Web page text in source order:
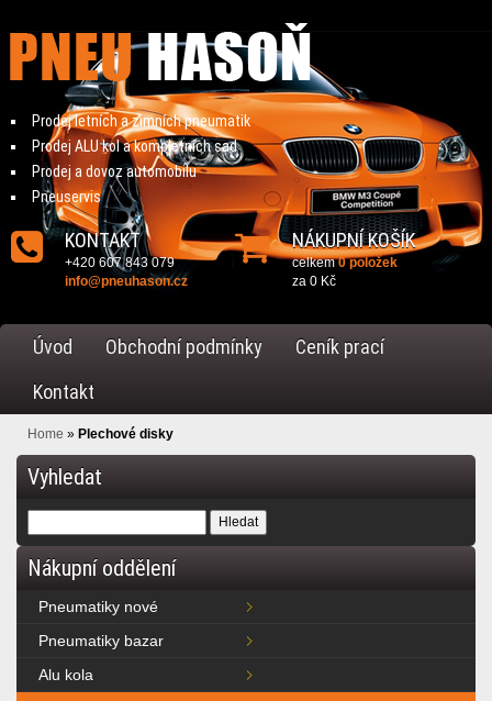
Prodej letních a zimních pneumatik
Prodej ALU kol a kompletních sad
Prodej a dovoz automobilu
Pneuservis
KONTAKT
+420 607 843 079
info@pneuhason.cz
NÁKUPNÍ KOŠÍK
celkem0 položek
za 0 Kč
Úvod Obchodní podmínky
Ceník prací
Kontakt
Home » Plechové disky
Vyhledat
Nákupní oddělení
Pneumatiky nové
Pneumatiky bazar
Alu kola